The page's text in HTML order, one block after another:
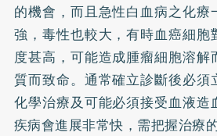
的機會，而且急性白血病之化
強，毒性也較大，有時血癌細
度甚高，可能造成腫瘤細胞溶解
質而致命。通常確立診斷後必須
化學治療及可能必須接受血液造
疾病會進展非常快，需把握治療的